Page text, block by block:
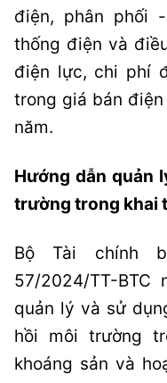
điện, phân phối
thống điện và
điện lực, chi phí
trong giá bán
năm.
Hướng dẫn quản
trường trong khai
Bộ Tài chính
57/2024/TT-BTC
quản lý và sử
hồi môi trường
khoáng sản và